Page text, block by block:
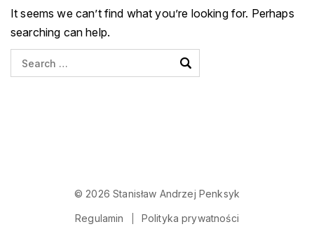
It seems we can’t find what you’re looking for. Perhaps
searching can help.
© 2026 Stanisław Andrzej Penksyk
Regulamin Polityka prywatności